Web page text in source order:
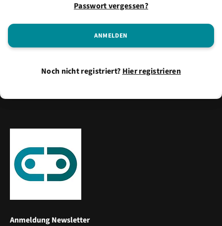
Passwort vergessen?
Noch nicht registriert? Hier registrieren
Anmeldung Newsletter